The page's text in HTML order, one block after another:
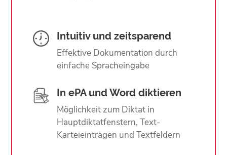
Intuitiv und zeitsparend
Effektive Dokumentation durch
einfache Spracheingabe
In ePA und Word diktieren
Möglichkeit zum Diktat in
Hauptdiktatfenstern, Text-
Karteieinträgen und Textfeldern